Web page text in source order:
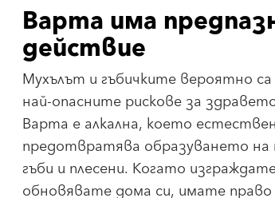
Варта има
действие
Мухълът и гъбичките вероятно са
най-опасните рискове за
Варта е алкална, което
предотвратява образуването на
гъби и плесени. Когато
обновявате дома си, имате право